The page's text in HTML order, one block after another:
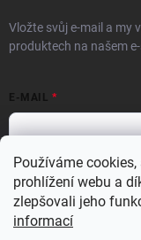
Používáme
prohlížení webu a
zlepšovali jeho
informací
Vložte svůj e-mail a my
produktech na našem
E-MAIL
Vložením e-mailu
Přihlásit se